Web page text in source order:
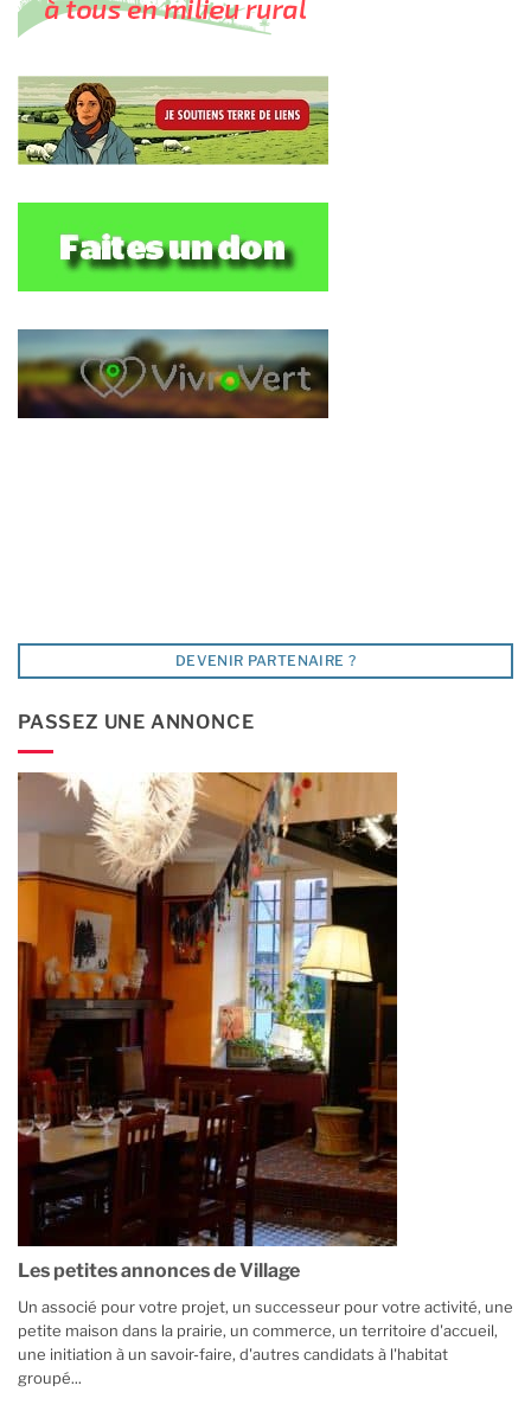
DEVENIR PARTENAIRE ?
PASSEZ UNE ANNONCE
Les petites annonces de Village
Un associé pour votre projet, un successeur pour votre activité, une
petite maison dans la prairie, un commerce, un territoire d'accueil,
une initiation à un savoir-faire, d'autres candidats à l'habitat
groupé...